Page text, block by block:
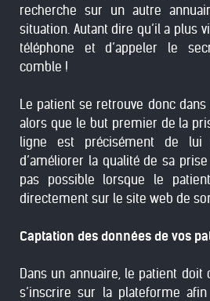
recherche sur un autre
situation. Autant dire qu’il a plus
téléphone et d’appeler le
comble !
Le patient se retrouve donc
alors que le but premier de la
ligne est précisément de
d’améliorer la qualité de sa
pas possible lorsque le
directement sur le site web de
Captation des données de vos
Dans un annuaire, le patient
s’inscrire sur la plateforme